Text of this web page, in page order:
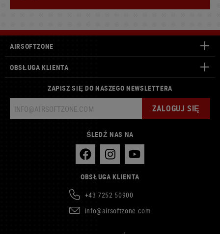
AIRSOFTZONE
OBSŁUGA KLIENTA
ZAPISZ SIĘ DO NASZEGO NEWSLETTERA
ZALOGUJ SIĘ
ŚLEDŹ NAS NA
OBSŁUGA KLIENTA
+43 7252 50900
info@airsoftzone.com